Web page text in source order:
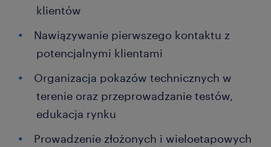
klientów
Nawiązywanie pierwszego kontaktu z
potencjalnymi klientami
Organizacja pokazów technicznych w
terenie oraz przeprowadzanie testów,
edukacja rynku
Prowadzenie złożonych i wieloetapowych